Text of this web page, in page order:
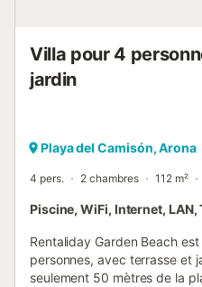
Villa pour 4
jardin
Playa del Camisón, Arona
4 pers. 2 chambres 112 m²
Piscine, WiFi, Internet, LAN,
Rentaliday Garden Beach
personnes, avec terrasse et
seulement 50 mètres de la